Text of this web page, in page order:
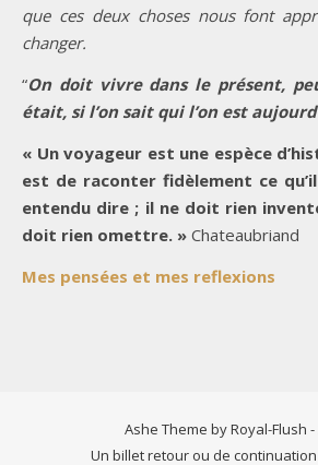
que ces deux choses nous font
changer.
“On doit vivre dans le présent,
était, si l’on sait qui l’on est
« Un voyageur est une espèce
est de raconter fidèlement ce
entendu dire ; il ne doit rien
doit rien omettre. » Chateaubriand
Mes pensées et mes reflexions
Ashe Theme by Royal-Flush
Un billet retour ou de continuation